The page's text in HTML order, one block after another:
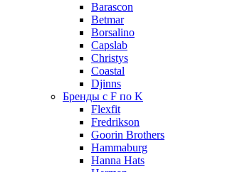
Barascon
Betmar
Borsalino
Capslab
Christys
Coastal
Djinns
Бренды с F по K
Flexfit
Fredrikson
Goorin Brothers
Hammaburg
Hanna Hats